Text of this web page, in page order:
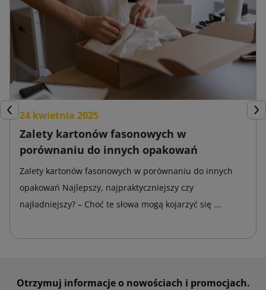
Poprzedni
24 kwietnia 2025
Zalety kartonów fasonowych w
porównaniu do innych opakowań
Zalety kartonów fasonowych w porównaniu do innych
opakowań Najlepszy, najpraktyczniejszy czy
najładniejszy? – Choć te słowa mogą kojarzyć się ...
Otrzymuj informacje o nowościach i promocjach.